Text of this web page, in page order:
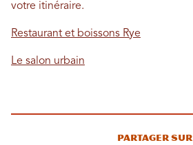
votre itinéraire.
Restaurant et boissons Rye
Le salon urbain
Partager sur